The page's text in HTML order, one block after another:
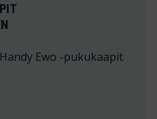
Ewo -pukukaapit